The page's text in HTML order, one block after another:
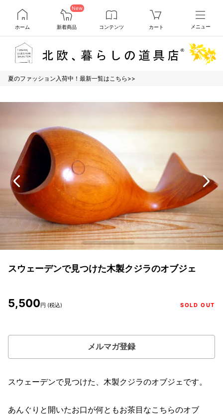
ホーム
New
新着商品 コンテンツ カート メニュー
夏のファッション入荷中！最新一覧はこちら>>
スウェーデンで見つけた木製クジラのオブジェ
5,500円 (税込) SOLD OUT
メルマガ登録
スウェーデンで見つけた、木製クジラのオブジェです。
あんぐりと開いたお口が何ともお茶目なこちらのオブ